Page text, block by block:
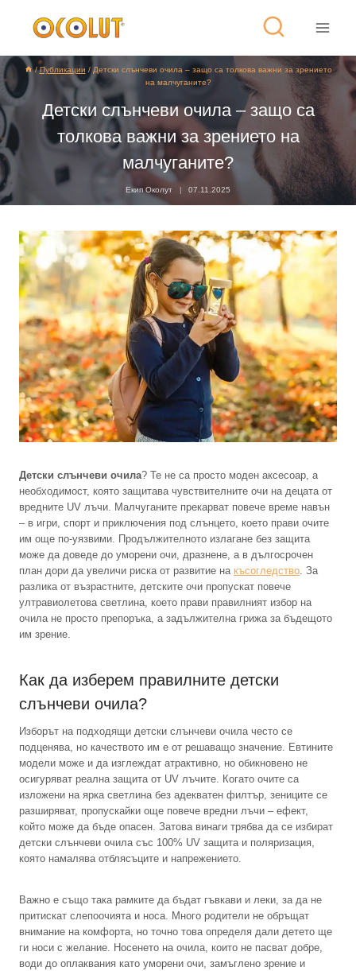
/ Публикации / Детски слънчеви очила – защо са толкова важни за зрението
на малчуганите?
Детски слънчеви очила – защо са
толкова важни за зрението на
малчуганите?
Екип Околут 07.11.2025
Детски слънчеви очила? Те не са просто моден аксесоар, а
необходимост, която защитава чувствителните очи на децата от
вредните UV лъчи. Малчуганите прекарват повече време навън
– в игри, спорт и приключения под слънцето, което прави очите
им още по-уязвими. Продължителното излагане без защита
може да доведе до уморени очи, дразнене, а в дългосрочен
план дори да увеличи риска от развитие на късогледство. За
разлика от възрастните, детските очи пропускат повече
ултравиолетова светлина, което прави правилният избор на
очила не просто препоръка, а задължителна грижа за бъдещото
им зрение.
Как да изберем правилните детски
слънчеви очила?
Изборът на подходящи детски слънчеви очила често се
подценява, но качеството им е от решаващо значение. Евтините
модели може и да изглеждат атрактивно, но обикновено не
осигуряват реална защита от UV лъчите. Когато очите са
изложени на ярка светлина без адекватен филтър, зениците се
разширяват, пропускайки още повече вредни лъчи – ефект,
който може да бъде опасен. Затова винаги трябва да се избират
детски слънчеви очила със 100% UV защита и поляризация,
която намалява отблясъците и напрежението.
Важно е също така рамките да бъдат гъвкави и леки, за да не
притискат слепоочията и носа. Много родители не обръщат
внимание на комфорта, но точно това определя дали детето ще
ги носи с желание. Носенето на очила, които не пасват добре,
води до оплаквания като уморени очи, замъглено зрение и